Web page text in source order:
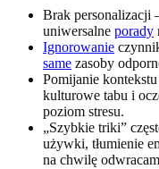
Brak personalizacji
uniwersalne porady
Ignorowanie
same zasoby
Pomijanie kontekstu
kulturowe tabu i
poziom stresu.
„Szybkie triki”
używki, tłumienie
na chwilę